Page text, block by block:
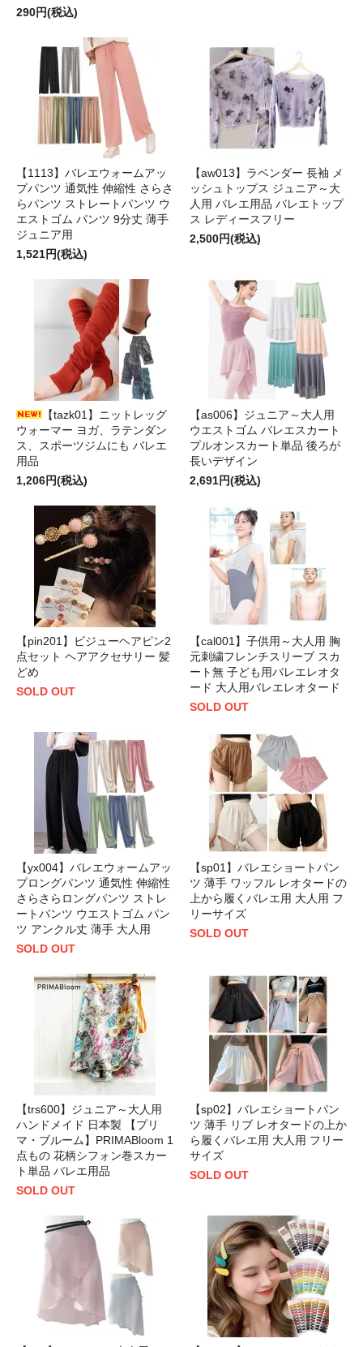
290円(税込)
【1113】バレエウォームアッ
プパンツ 通気性 伸縮性 さらさ
らパンツ ストレートパンツ ウ
エストゴム パンツ 9分丈 薄手
ジュニア用
1,521円(税込)
【aw013】ラベンダー 長袖 メ
ッシュトップス ジュニア～大
人用 バレエ用品 バレエトップ
ス レディースフリー
2,500円(税込)
【tazk01】ニットレッグ
ウォーマー ヨガ、ラテンダン
ス、スポーツジムにも バレエ
用品
1,206円(税込)
【as006】ジュニア～大人用
ウエストゴム バレエスカート
プルオンスカート単品 後ろが
長いデザイン
2,691円(税込)
【pin201】ビジューヘアピン2
点セット ヘアアクセサリー 髪
どめ
SOLD OUT
【cal001】子供用～大人用 胸
元刺繍フレンチスリーブ スカ
ート無 子ども用バレエレオタ
ード 大人用バレエレオタード
SOLD OUT
【yx004】バレエウォームアッ
プロングパンツ 通気性 伸縮性
さらさらロングパンツ ストレ
ートパンツ ウエストゴム パン
ツ アンクル丈 薄手 大人用
SOLD OUT
【sp01】バレエショートパン
ツ 薄手 ワッフル レオタードの
上から履くバレエ用 大人用 フ
リーサイズ
SOLD OUT
【trs600】ジュニア～大人用
ハンドメイド 日本製 【プリ
マ・ブルーム】PRIMABloom 1
点もの 花柄シフォン巻スカー
ト単品 バレエ用品
SOLD OUT
【sp02】バレエショートパン
ツ 薄手 リブ レオタードの上か
ら履くバレエ用 大人用 フリー
サイズ
SOLD OUT